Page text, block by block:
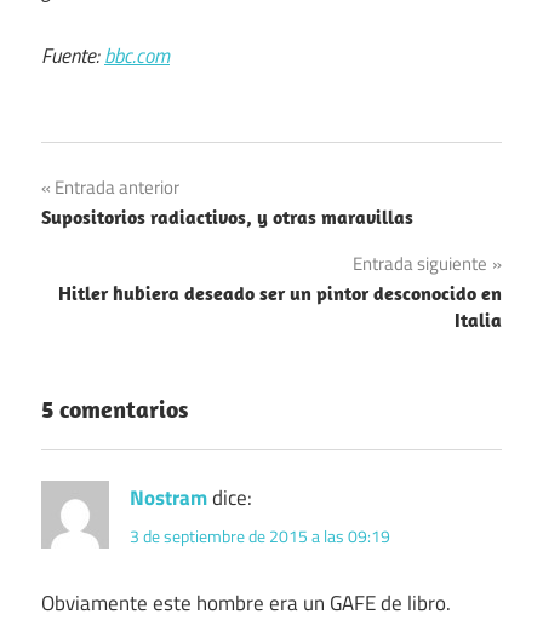
Fuente:bbc.com
Navegación
de
entradas
Entrada anterior
Supositorios radiactivos, y otras maravillas
Entrada siguiente
Hitler hubiera deseado ser un pintor desconocido en
Italia
5 comentarios
Nostramdice:
3 de septiembre de 2015 a las 09:19
Obviamente este hombre era un GAFE de libro.